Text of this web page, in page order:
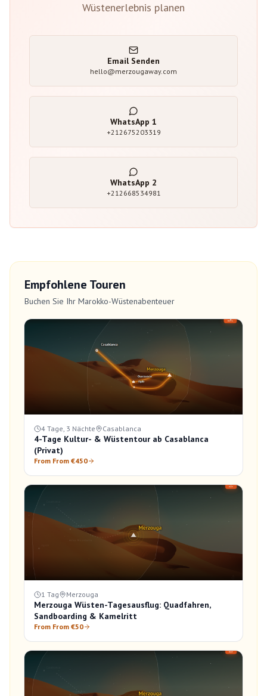
Wüstenerlebnis planen
Email Senden
hello@merzougaway.com
WhatsApp 1
+212675203319
WhatsApp 2
+212668534981
Empfohlene Touren
Buchen Sie Ihr Marokko-Wüstenabenteuer
4 Tage, 3 Nächte Casablanca
4-Tage Kultur- & Wüstentour ab Casablanca
(Privat)
From From €450
1 Tag Merzouga
Merzouga Wüsten-Tagesausflug: Quadfahren,
Sandboarding & Kamelritt
From From €50